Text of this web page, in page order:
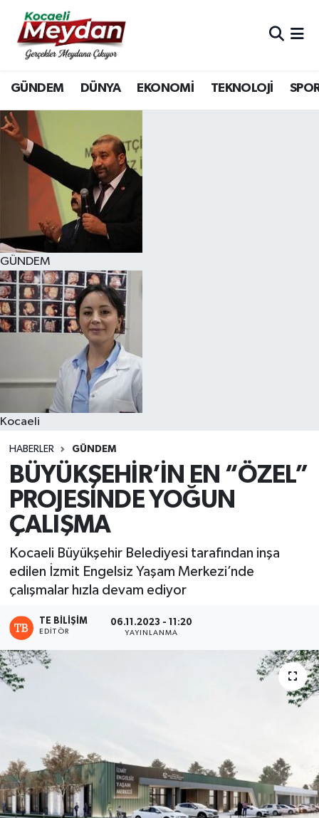
GÜNDEM DÜNYA EKONOMİ TEKNOLOJİ
GÜNDEM
Kocaeli
HABERLER GÜNDEM
BÜYÜKŞEHİR’İN EN “ÖZEL”
PROJESİNDE YOĞUN
ÇALIŞMA
Kocaeli Büyükşehir Belediyesi tarafından inşa
edilen İzmit Engelsiz Yaşam Merkezi’nde
çalışmalar hızla devam ediyor
TE BILIŞIM
EDITÖR
06.11.2023 - 11:20
YAYINLANMA
Nöbetçi Eczaneler
Hava Durumu
Trafik Durumu
Süper Lig Puan Durumu ve Fikstür
Tüm Manşetler
Son Dakika Haberleri
Haber Arşivi